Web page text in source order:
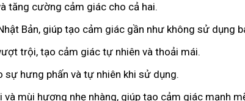
tăng cường cảm giác cho cả hai.
Bản, giúp tạo cảm giác gần như không sử dụng
trội, tạo cảm giác tự nhiên và thoải mái.
sự hưng phấn và tự nhiên khi sử dụng.
mùi hương nhẹ nhàng, giúp tạo cảm giác mạnh